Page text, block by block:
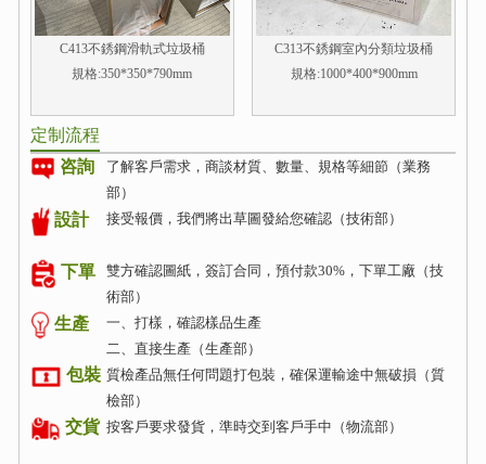
C413不銹鋼滑軌式垃圾桶
規格:350*350*790mm
C313不銹鋼室內分類垃圾桶
規格:1000*400*900mm
定制流程
了解客戶需求，商談材質、數量、規格等細節（業務
部）
咨詢
設計 接受報價，我們將出草圖發給您確認（技術部）
雙方確認圖紙，簽訂合同，預付款30%，下單工廠（技
術部）
下單
生產
一、打樣，確認樣品生產
二、直接生產（生產部）
質檢產品無任何問題打包裝，確保運輸途中無破損（質
檢部）
包裝
交貨 按客戶要求發貨，準時交到客戶手中（物流部）